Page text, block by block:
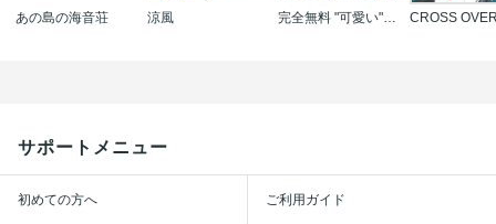
あの島の海音荘 涼風 完全無料 "可愛い"の全てがここにある! 最かわヒロイン17人試し読みパック CROSS
サポートメニュー
初めての方へ ご利用ガイド